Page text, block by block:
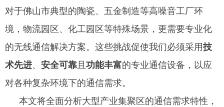
对于佛山市典型的陶瓷、五金制造等高噪音工厂环
境，物流园区、化工园区等特殊场景，更需要专业化
的无线通信解决方案。这些挑战促使我们必须采用技
术先进、 安全可靠 且 功能丰富的专业通信设备，以应
对各种复杂环境下的通信需求。
本文将全面分析大型产业集聚区的通信需求特性，